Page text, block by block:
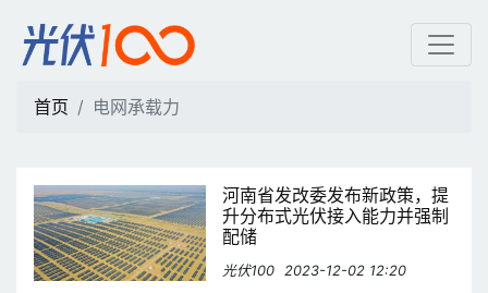
电网承载力 | 光伏100
首页 电网承载力
河南省发改委发布新政策，提
升分布式光伏接入能力并强制
配储
光伏100 2023-12-02 12:20